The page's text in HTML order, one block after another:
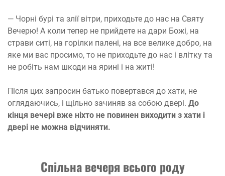
— Чорні бурі та злії вітри, приходьте до нас на Святу
Вечерю! А коли тепер не прийдете на дари Божі, на
страви ситі, на горілки палені, на все велике добро, на
яке ми вас просимо, то не приходьте до нас і влітку та
не робіть нам шкоди на ярині і на житі!
Після цих запросин батько повертався до хати, не
оглядаючись, і щільно зачиняв за собою двері. До
кінця вечері вже ніхто не повинен виходити з хати і
двері не можна відчиняти.
Спільна вечеря всього роду